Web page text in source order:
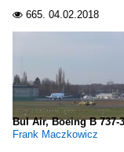
 665. 04.02.2018
Bul Air, Boeing B 737-
Frank Maczkowicz